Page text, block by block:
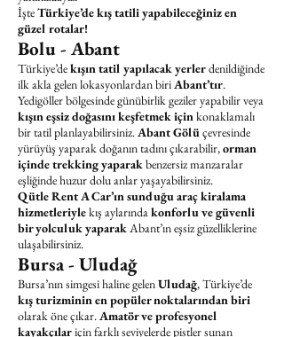
İşteTürkiye’de kış tatili yapabileceğiniz en
güzel rotalar!
Bolu - Abant
Türkiye’dekışın tatil yapılacak yerlerdenildiğinde
ilk akla gelen lokasyonlardan biriAbant’tır.
Yedigöller bölgesinde günübirlik geziler yapabilir veya
kışın eşsiz doğasını keşfetmek içinkonaklamalı
bir tatil planlayabilirsiniz.Abant Gölüçevresinde
yürüyüş yaparak doğanın tadını çıkarabilir,orman
içinde trekking yaparakbenzersiz manzaralar
eşliğinde huzur dolu anlar yaşayabilirsiniz.
Qütle Rent A Car’ın sunduğu araç kiralama
hizmetleriylekış aylarındakonforlu ve güvenli
bir yolculuk yaparakAbant’ın eşsiz güzelliklerine
ulaşabilirsiniz.
Bursa - Uludağ
Bursa’nın simgesi haline gelenUludağ, Türkiye’de
kış turizminin en popüler noktalarından biri
olarak öne çıkar.Amatör ve profesyonel
kayakçılariçin farklı seviyelerde pistler sunan